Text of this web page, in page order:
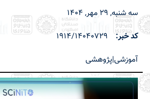
سه شنبه, 29 مهر, 1404
کد خبر
1914/14040729
آموزشی|پژوهشی